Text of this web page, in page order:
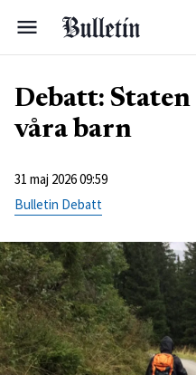
Debatt: Staten
våra barn
31 maj 2026 09:59
Bulletin Debatt